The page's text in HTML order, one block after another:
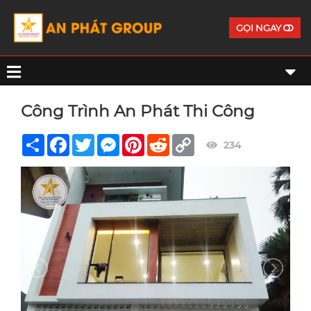
GỌI NGAY
Công Trình An Phát Thi Công
Share Facebook
TwitterMessengerPinterest
Reddit Copy
Link
234